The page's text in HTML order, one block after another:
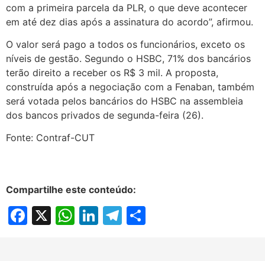
com a primeira parcela da PLR, o que deve acontecer
em até dez dias após a assinatura do acordo”, afirmou.
O valor será pago a todos os funcionários, exceto os
níveis de gestão. Segundo o HSBC, 71% dos bancários
terão direito a receber os R$ 3 mil. A proposta,
construída após a negociação com a Fenaban, também
será votada pelos bancários do HSBC na assembleia
dos bancos privados de segunda-feira (26).
Fonte: Contraf-CUT
Compartilhe este conteúdo:
Facebook
X WhatsApp
LinkedIn
Telegram